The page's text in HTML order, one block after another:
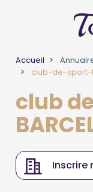
Accueil
club-de-sport-
club
Inscrire